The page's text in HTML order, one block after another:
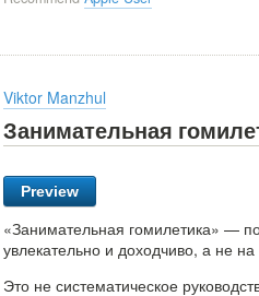
Viktor Manzhul
Занимательная
Preview
«Занимательная гомилетика» —
увлекательно и доходчиво, а не
Это не систематическое